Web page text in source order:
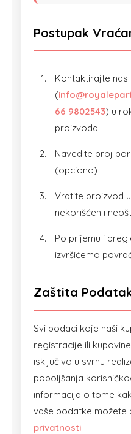
Postupak
Kontaktirajte nas
(
66 9802543) u
proizvoda
Navedite broj
(opciono)
Vratite proizvod
nekorišćen i
Po prijemu i
izvršićemo
Zaštita
Svi podaci koje naši
registracije ili
isključivo u svrhu
poboljšanja
informacija o tome
vaše podatke možete
privatnosti.